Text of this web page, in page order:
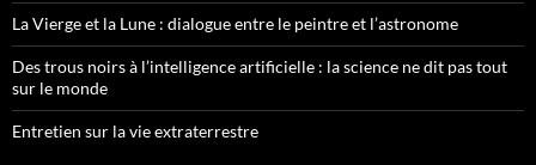
La Vierge et la Lune : dialogue entre le peintre et l’astronome
Des trous noirs à l’intelligence artificielle : la science ne dit pas tout
sur le monde
Entretien sur la vie extraterrestre